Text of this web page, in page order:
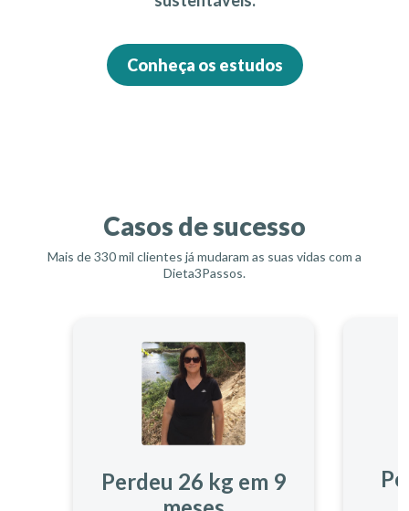
Conheça os estudos
Casos de sucesso
Mais de 330 mil clientes já mudaram as suas vidas com a
Dieta3Passos.
Perdeu 26 kg em 9